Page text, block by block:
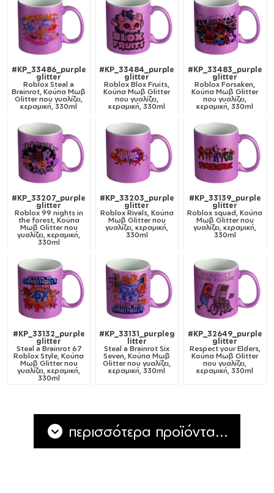
#KP_33486_purple
glitter
Roblox Steal a
Brainrot, Κούπα Μωβ
Glitter που γυαλίζει,
κεραμική, 330ml
#KP_33484_purple
glitter
Roblox Blox Fruits,
Κούπα Μωβ Glitter
που γυαλίζει,
κεραμική, 330ml
#KP_33483_purple
glitter
Roblox Forsaken,
Κούπα Μωβ Glitter
που γυαλίζει,
κεραμική, 330ml
#KP_33207_purple
glitter
Roblox 99 nights in
the forest, Κούπα
Μωβ Glitter που
γυαλίζει, κεραμική,
330ml
#KP_33203_purple
glitter
Roblox Rivals, Κούπα
Μωβ Glitter που
γυαλίζει, κεραμική,
330ml
#KP_33139_purple
glitter
Roblox squad, Κούπα
Μωβ Glitter που
γυαλίζει, κεραμική,
330ml
#KP_33132_purple
glitter
Steal a Brainrot 67
Roblox Style, Κούπα
Μωβ Glitter που
γυαλίζει, κεραμική,
330ml
#KP_33131_purpleg
litter
Steal a Brainrot Six
Seven, Κούπα Μωβ
Glitter που γυαλίζει,
κεραμική, 330ml
#KP_32649_purple
glitter
Respect your Elders,
Κούπα Μωβ Glitter
που γυαλίζει,
κεραμική, 330ml
περισσότερα προϊόντα...